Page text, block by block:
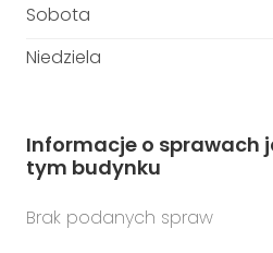
Sobota
Niedziela
Informacje o sprawach
tym budynku
Brak podanych spraw